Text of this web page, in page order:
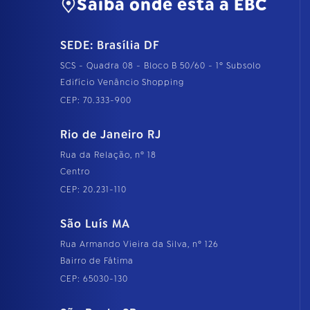
Saiba onde está a EBC
SEDE: Brasília DF
SCS - Quadra 08 - Bloco B 50/60 - 1º Subsolo
Edifício Venâncio Shopping
CEP: 70.333-900
Rio de Janeiro RJ
Rua da Relação, nº 18
Centro
CEP: 20.231-110
São Luís MA
Rua Armando Vieira da Silva, nº 126
Bairro de Fátima
CEP: 65030-130